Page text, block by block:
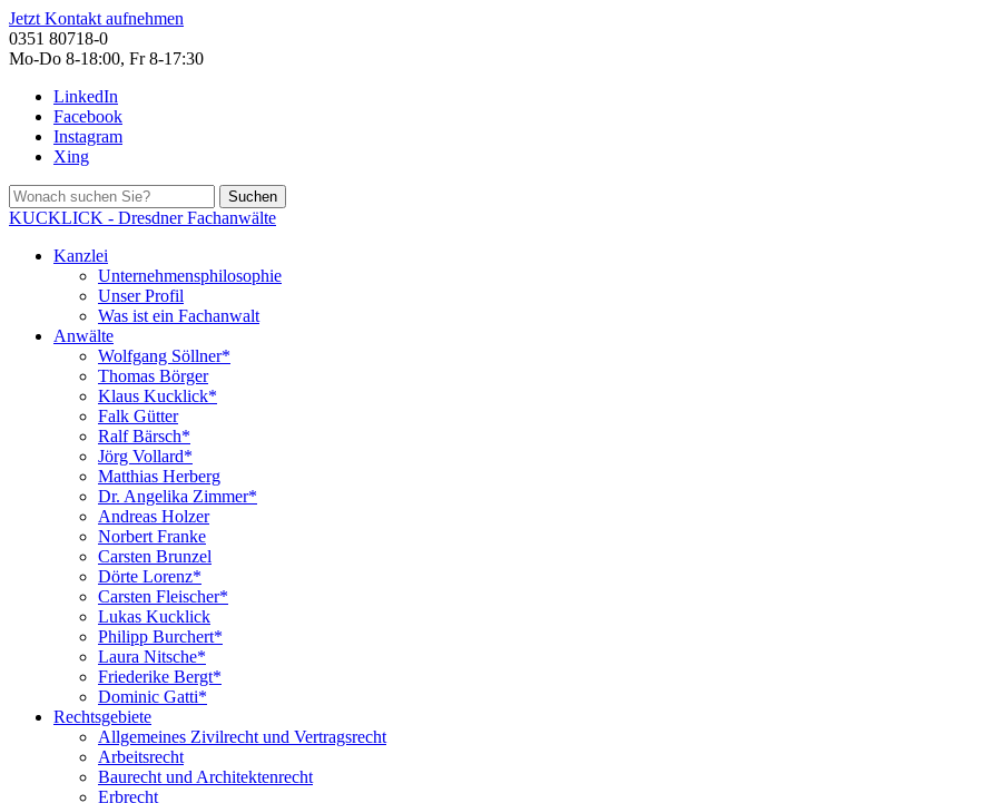
Jetzt Kontakt aufnehmen
0351 80718-0
Mo-Do 8-18:00, Fr 8-17:30
LinkedIn
Facebook
Instagram
Xing
Suchen
KUCKLICK - Dresdner Fachanwälte
Kanzlei
Unternehmensphilosophie
Unser Profil
Was ist ein Fachanwalt
Anwälte
Wolfgang Söllner*
Thomas Börger
Klaus Kucklick*
Falk Gütter
Ralf Bärsch*
Jörg Vollard*
Matthias Herberg
Dr. Angelika Zimmer*
Andreas Holzer
Norbert Franke
Carsten Brunzel
Dörte Lorenz*
Carsten Fleischer*
Lukas Kucklick
Philipp Burchert*
Laura Nitsche*
Friederike Bergt*
Dominic Gatti*
Rechtsgebiete
Allgemeines Zivilrecht und Vertragsrecht
Arbeitsrecht
Baurecht und Architektenrecht
Erbrecht